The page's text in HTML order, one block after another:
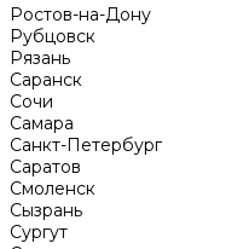
Ростов-на-Дону
Рубцовск
Рязань
Саранск
Сочи
Самара
Санкт-Петербург
Саратов
Смоленск
Сызрань
Сургут